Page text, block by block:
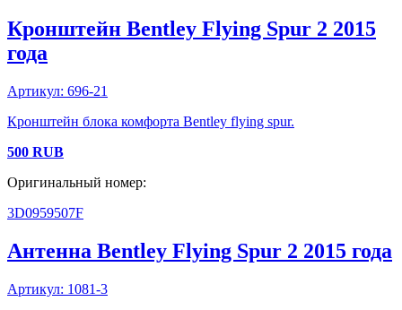
Кронштейн Bentley Flying Spur 2 2015
года
Артикул: 696-21
Кронштейн блока комфорта Bentley flying spur.
500 RUB
Оригинальный номер:
3D0959507F
Антенна Bentley Flying Spur 2 2015 года
Артикул: 1081-3